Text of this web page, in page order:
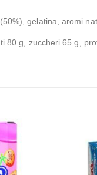
gelatina, aromi
80 g, zuccheri 65 g,